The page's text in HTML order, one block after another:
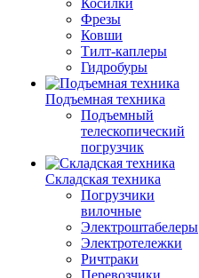
Косилки
Фрезы
Ковши
Тилт-каплеры
Гидробуры
Подъемная техника
Подъемный
телескопический
погрузчик
Складская техника
Погрузчики
вилочные
Электроштабелеры
Электротележки
Ричтраки
Перевозчики